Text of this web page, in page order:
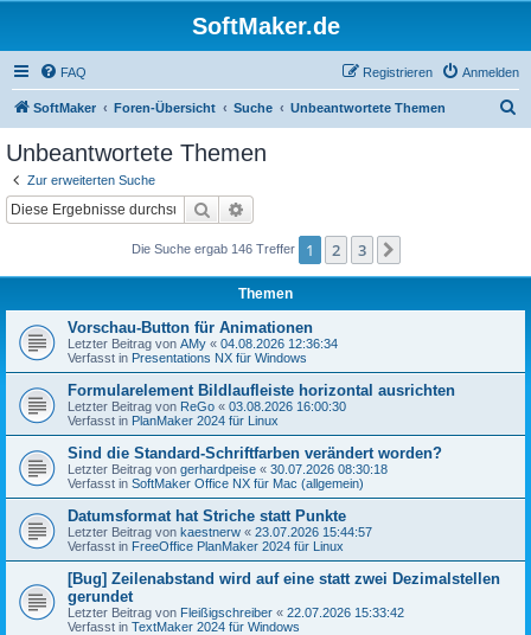
SoftMaker.de
FAQ Anmelden
Registrieren
SoftMaker Foren-Übersicht Suche Unbeantwortete Themen
Unbeantwortete Themen
Zur erweiterten Suche
Suche
Die Suche ergab 146 Treffer 1 2 3
Themen
Vorschau-Button für Animationen
Letzter Beitrag von AMy « 04.08.2026 12:36:34
Verfasst in Presentations NX für Windows
Formularelement Bildlaufleiste horizontal ausrichten
Letzter Beitrag von ReGo « 03.08.2026 16:00:30
Verfasst in PlanMaker 2024 für Linux
Sind die Standard-Schriftfarben verändert worden?
Letzter Beitrag von gerhardpeise « 30.07.2026 08:30:18
Verfasst in SoftMaker Office NX für Mac (allgemein)
Datumsformat hat Striche statt Punkte
Letzter Beitrag von kaestnerw « 23.07.2026 15:44:57
Verfasst in FreeOffice PlanMaker 2024 für Linux
[Bug] Zeilenabstand wird auf eine statt zwei Dezimalstellen
gerundet
Letzter Beitrag von Fleißigschreiber « 22.07.2026 15:33:42
Verfasst in TextMaker 2024 für Windows